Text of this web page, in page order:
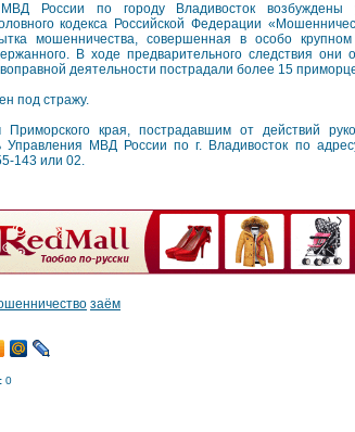
России по городу Владивосток возбуждены
кодекса Российской Федерации
мошенничества, совершенная в особо
В ходе предварительного следствия
деятельности пострадали более 15
под стражу.
Приморского края, пострадавшим от действий
МВД России по г. Владивосток по
143 или 02.
заём
0